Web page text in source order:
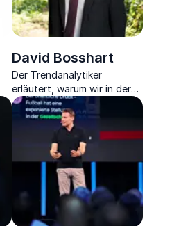
David Bosshart
Der Trendanalytiker
erläutert, warum wir in der
heutigen Zeit smarte
Technologien dringender
denn je benötigen und wie
diese jedem einen Mehrwert
bieten.